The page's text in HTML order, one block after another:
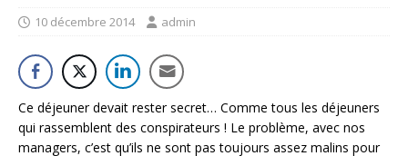
10 décembre 2014 admin
Ce déjeuner devait rester secret… Comme tous les déjeuners
qui rassemblent des conspirateurs ! Le problème, avec nos
managers, c’est qu’ils ne sont pas toujours assez malins pour